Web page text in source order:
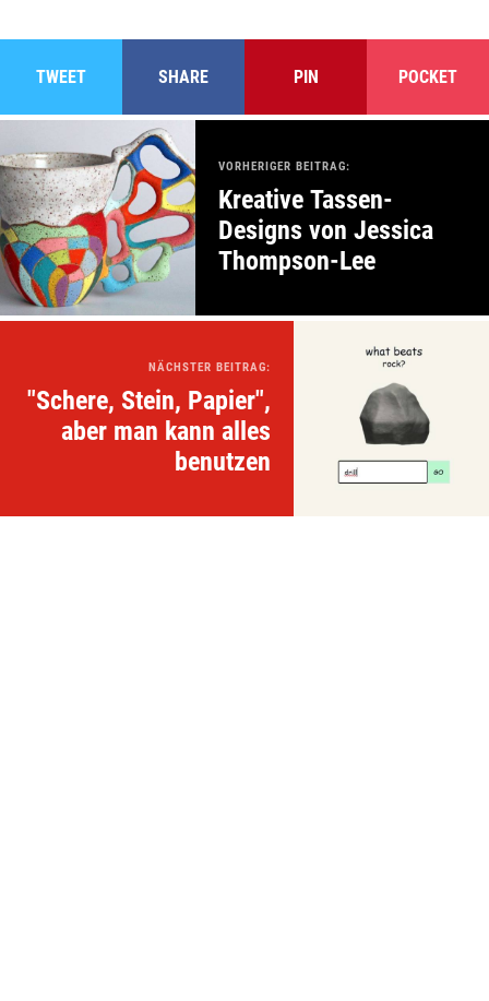
TWEET SHARE PIN POCKET
VORHERIGER BEITRAG:
Kreative Tassen-
Designs von Jessica
Thompson-Lee
NÄCHSTER BEITRAG:
"Schere, Stein, Papier",
aber man kann alles
benutzen